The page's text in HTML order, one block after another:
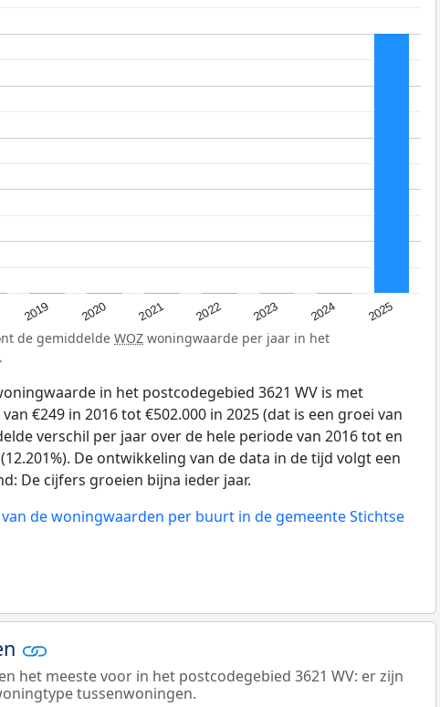
2019 2020 2021 2022 2023 2024 2025
de gemiddelde WOZ woningwaarde per jaar in het
in het postcodegebied 3621 WV is met
€249 in 2016 tot €502.000 in 2025 (dat is een groei van
verschil per jaar over de hele periode van 2016 tot en
De ontwikkeling van de data in de tijd volgt een
De cijfers groeien bijna ieder jaar.
de woningwaarden per buurt in de gemeente Stichtse
het meeste voor in het postcodegebied 3621 WV: er zijn
tussenwoningen.